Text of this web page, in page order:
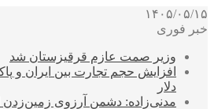
۱۴۰۵/۰۵/۱۵
خبر فوری
وزیر صمت عازم قرقیزستان شد
دلار
مدنی‌زاده: دشمن آرزوی زمین‌زدن